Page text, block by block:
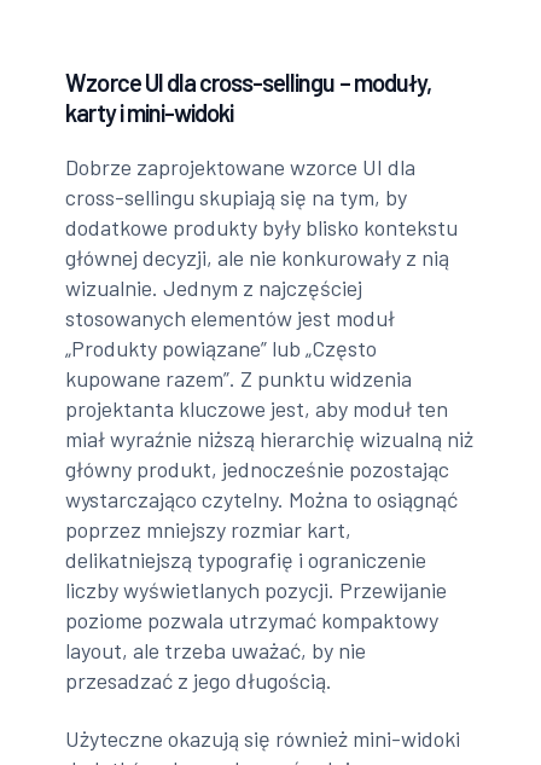
Wzorce UI dla cross-sellingu – moduły,
karty i mini-widoki
Dobrze zaprojektowane wzorce UI dla
cross-sellingu skupiają się na tym, by
dodatkowe produkty były blisko kontekstu
głównej decyzji, ale nie konkurowały z nią
wizualnie. Jednym z najczęściej
stosowanych elementów jest moduł
„Produkty powiązane” lub „Często
kupowane razem”. Z punktu widzenia
projektanta kluczowe jest, aby moduł ten
miał wyraźnie niższą hierarchię wizualną niż
główny produkt, jednocześnie pozostając
wystarczająco czytelny. Można to osiągnąć
poprzez mniejszy rozmiar kart,
delikatniejszą typografię i ograniczenie
liczby wyświetlanych pozycji. Przewijanie
poziome pozwala utrzymać kompaktowy
layout, ale trzeba uważać, by nie
przesadzać z jego długością.
Użyteczne okazują się również mini-widoki